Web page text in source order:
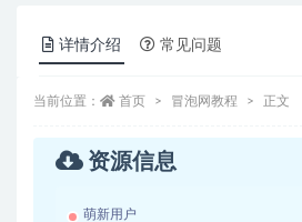
详情介绍 常见问题
当前位置： 首页 冒泡网教程 正文
资源信息
萌新用户